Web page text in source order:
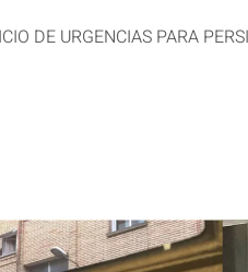
DE URGENCIAS PARA